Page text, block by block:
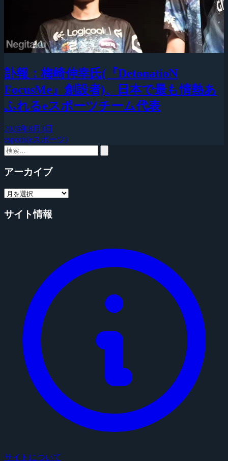
訃報：梅崎伸幸氏(『DetonatioN
FocusMe』創設者)、日本で最も情熱あ
ふれるeスポーツチーム代表
2026年8月3日
esports(eスポーツ)
アーカイブ
サイト情報
サイトについて